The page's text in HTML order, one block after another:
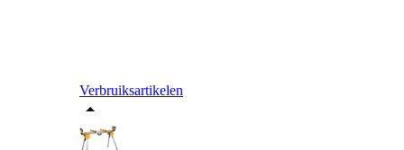
Verbruiksartikelen